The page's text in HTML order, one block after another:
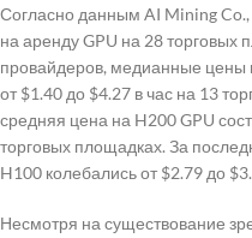
Согласно данным AI Mining
на аренду GPU на 28 торговых
провайдеров, медианные цены
от $1.40 до $4.27 в час на 13
средняя цена на H200 GPU
торговых площадках. За
H100 колебались от $2.79 до
Несмотря на существование